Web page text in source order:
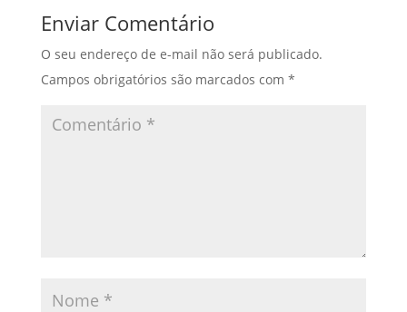
Enviar Comentário
O seu endereço de e-mail não será publicado.
Campos obrigatórios são marcados com *